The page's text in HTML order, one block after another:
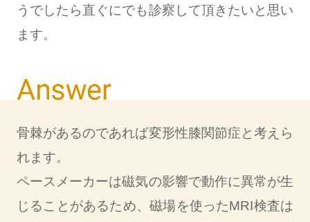
うでしたら直ぐにでも診察して頂きたいと思い
ます。
骨棘があるのであれば変形性膝関節症と考えら
れます。
ペースメーカーは磁気の影響で動作に異常が生
じることがあるため、磁場を使ったMRI検査は